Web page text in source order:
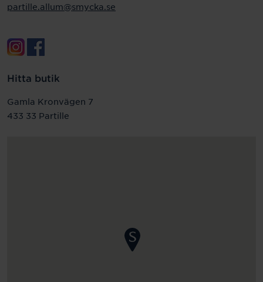
partille.allum@smycka.se
Hitta butik
Gamla Kronvägen 7
433 33 Partille